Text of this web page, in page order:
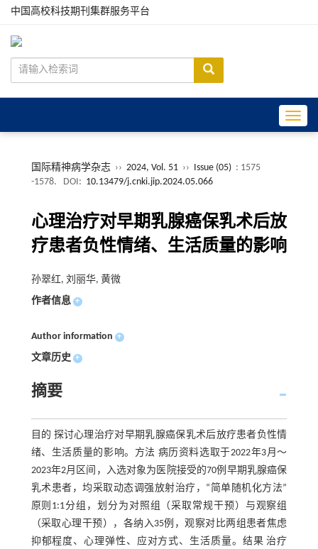
中国高校科技期刊集群服务平台
国际精神病学杂志 ›› 2024, Vol. 51 ›› Issue (05) : 1575
-1578.
DOI: 10.13479/j.cnki.jip.2024.05.066
心理治疗对早期乳腺癌保乳术后放
疗患者负性情绪、生活质量的影响
孙翠红, 刘丽华, 黄微
作者信息 +
Author information +
文章历史 +
摘要
目的 探讨心理治疗对早期乳腺癌保乳术后放疗患者负性情
绪、生活质量的影响。方法 病历资料选取于2022年3月～
2023年2月区间，入选对象为医院接受的70例早期乳腺癌保
乳术患者，均采取动态调强放射治疗，“简单随机化方法”
原则1:1分组，划分为对照组（采取常规干预）与观察组
（采取心理干预），各纳入35例，观察对比两组患者焦虑
抑郁程度、心理弹性、应对方式、生活质量。结果 治疗